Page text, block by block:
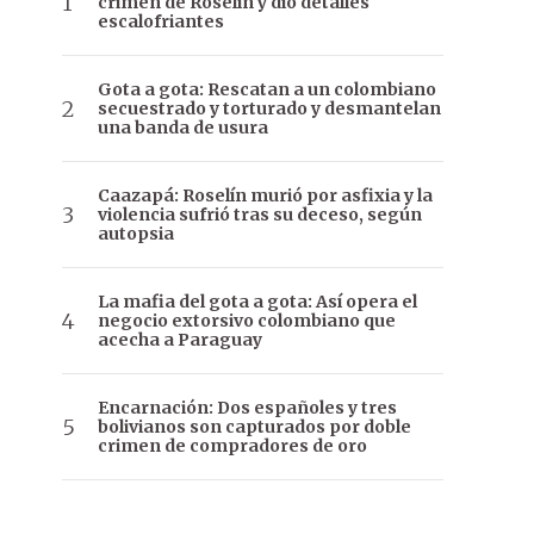
escalofriantes
Gota a gota: Rescatan a un colombiano
secuestrado y torturado y desmantelan
una banda de usura
Caazapá: Roselín murió por asfixia y la
violencia sufrió tras su deceso, según
autopsia
La mafia del gota a gota: Así opera el
negocio extorsivo colombiano que
acecha a Paraguay
Encarnación: Dos españoles y tres
bolivianos son capturados por doble
crimen de compradores de oro